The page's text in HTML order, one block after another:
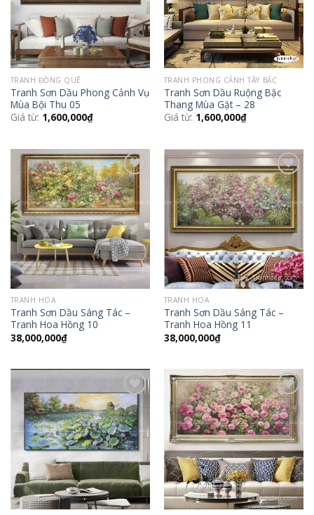
TRANH ĐỒNG QUÊ
Tranh Sơn Dầu Phong Cảnh Vụ
Mùa Bội Thu 05
Giá từ: 1,600,000₫
TRANH PHONG CẢNH TÂY BẮC
Tranh Sơn Dầu Ruộng Bậc
Thang Mùa Gặt – 28
Giá từ: 1,600,000₫
Add to
Wishlist
TRANH HOA
Tranh Sơn Dầu Sáng Tác –
Tranh Hoa Hồng 10
38,000,000₫
Add to
Wishlist
TRANH HOA
Tranh Sơn Dầu Sáng Tác –
Tranh Hoa Hồng 11
38,000,000₫
Add to
Wishlist
Add to
Wishlist